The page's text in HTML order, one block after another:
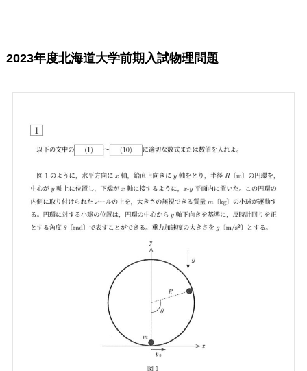
2023年度北海道大学前期入試物理問題